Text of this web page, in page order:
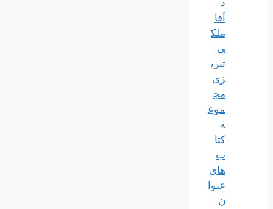
آقا
ملک
ی
تبری
زی
مج
موع
ه
کتا
ب
های
عنوا
ن